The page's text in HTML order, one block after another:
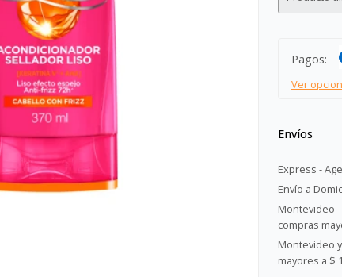
Pagos:
Ver
Envíos
Express -
Envío a
Montevideo
compras
Montevideo
mayores a $